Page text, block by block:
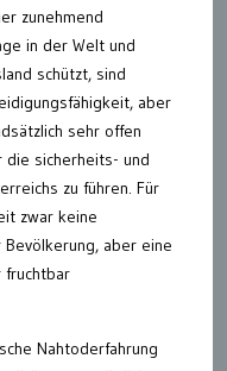
zunehmend
in der Welt und
schützt, sind
aber
sehr offen
sicherheits- und
zu führen. Für
zwar keine
aber eine
fruchtbar
Nahtoderfahrung